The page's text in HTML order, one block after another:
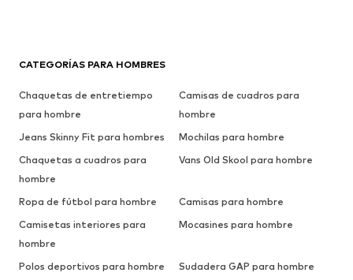
CATEGORÍAS PARA HOMBRES
Chaquetas de entretiempo
para hombre
Camisas de cuadros para
hombre
Jeans Skinny Fit para hombres
Mochilas para hombre
Chaquetas a cuadros para
hombre
Vans Old Skool para hombre
Ropa de fútbol para hombre
Camisas para hombre
Camisetas interiores para
hombre
Mocasines para hombre
Polos deportivos para hombre
Sudadera GAP para hombre